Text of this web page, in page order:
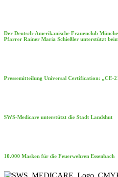
Der Deutsch-Amerikanische Frauenclub
Pfarrer Rainer Maria Schießler unterstützt
Pressemitteilung Universal Certification: „CE-
SWS-Medicare unterstützt die Stadt Landshut
10.000 Masken für die Feuerwehren Essenbach